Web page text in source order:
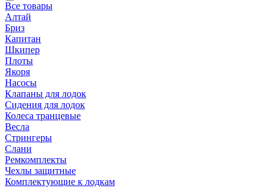
Все товары
Алтай
Бриз
Капитан
Шкипер
Плоты
Якоря
Насосы
Клапаны для лодок
Сидения для лодок
Колеса транцевые
Весла
Стрингеры
Слани
Ремкомплекты
Чехлы защитные
Комплектующие к лодкам